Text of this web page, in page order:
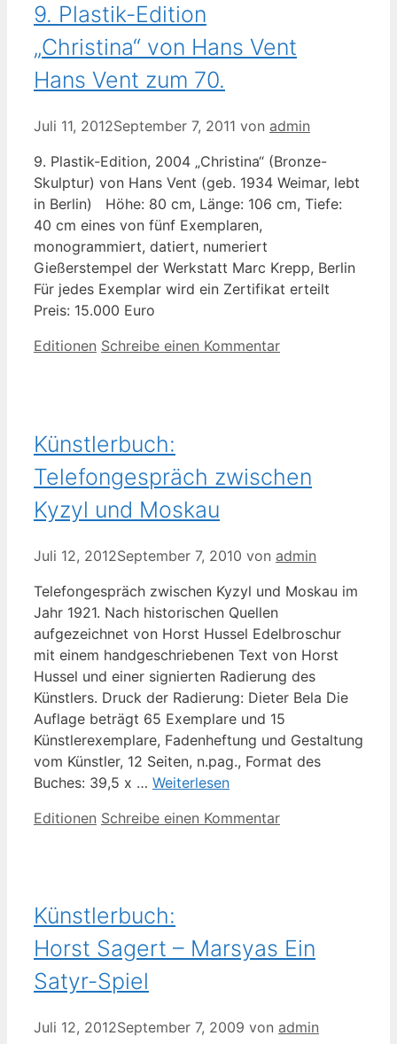
9. Plastik-Edition
„Christina“ von Hans Vent
Hans Vent zum 70.
Juli 11, 2012September 7, 2011 von admin
9. Plastik-Edition, 2004 „Christina“ (Bronze-
Skulptur) von Hans Vent (geb. 1934 Weimar, lebt
in Berlin) Höhe: 80 cm, Länge: 106 cm, Tiefe:
40 cm eines von fünf Exemplaren,
monogrammiert, datiert, numeriert
Gießerstempel der Werkstatt Marc Krepp, Berlin
Für jedes Exemplar wird ein Zertifikat erteilt
Preis: 15.000 Euro
Kategorien
Editionen Schreibe einen Kommentar
Künstlerbuch:
Telefongespräch zwischen
Kyzyl und Moskau
Juli 12, 2012September 7, 2010 von admin
Telefongespräch zwischen Kyzyl und Moskau im
Jahr 1921. Nach historischen Quellen
aufgezeichnet von Horst Hussel Edelbroschur
mit einem handgeschriebenen Text von Horst
Hussel und einer signierten Radierung des
Künstlers. Druck der Radierung: Dieter Bela Die
Auflage beträgt 65 Exemplare und 15
Künstlerexemplare, Fadenheftung und Gestaltung
vom Künstler, 12 Seiten, n.pag., Format des
Buches: 39,5 x … Weiterlesen
Kategorien
Editionen Schreibe einen Kommentar
Künstlerbuch:
Horst Sagert – Marsyas Ein
Satyr-Spiel
Juli 12, 2012September 7, 2009 von admin